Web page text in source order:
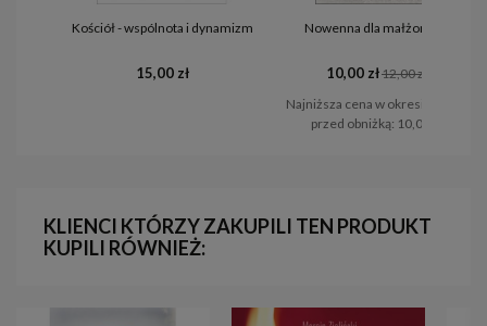
Kościół - wspólnota i dynamizm
15,00 zł
Nowenna dla małżonków
10,00 zł12,00 zł
Najniższa cena w okresie 30 dni
przed obniżką: 10,00 zł
KLIENCI KTÓRZY ZAKUPILI TEN PRODUKT
KUPILI RÓWNIEŻ: